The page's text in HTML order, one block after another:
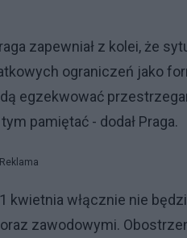
zapewniał z kolei, że
ograniczeń jako
egzekwować
pamiętać - dodał Praga.
Reklama
kwietnia włącznie nie
zawodowymi.